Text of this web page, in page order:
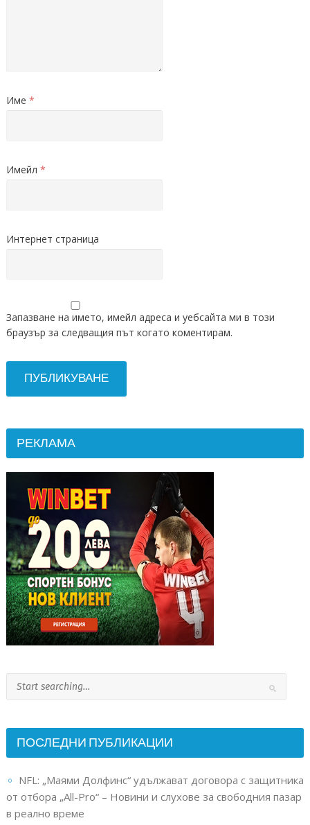
Име *
Имейл *
Интернет страница
Запазване на името, имейл адреса и уебсайта ми в този
браузър за следващия път когато коментирам.
РЕКЛАМА
ПОСЛЕДНИ ПУБЛИКАЦИИ
NFL: „Маями Долфинс“ удължават договора с защитника
от отбора „All-Pro“ – Новини и слухове за свободния пазар
в реално време